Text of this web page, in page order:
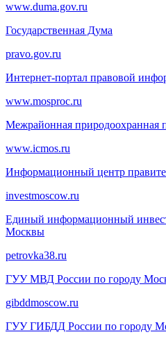
www.duma.gov.ru
Государственная Дума
pravo.gov.ru
Интернет-портал правовой
www.mosproc.ru
Межрайонная природоохранная
www.icmos.ru
Информационный центр
investmoscow.ru
Единый информационный
Москвы
petrovka38.ru
ГУУ МВД России по городу
gibddmoscow.ru
ГУУ ГИБДД России по городу